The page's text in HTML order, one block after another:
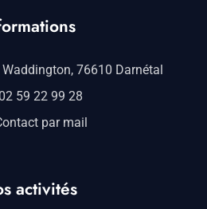
76610 Darnétal
02 59 22 99 28
par mail
activités